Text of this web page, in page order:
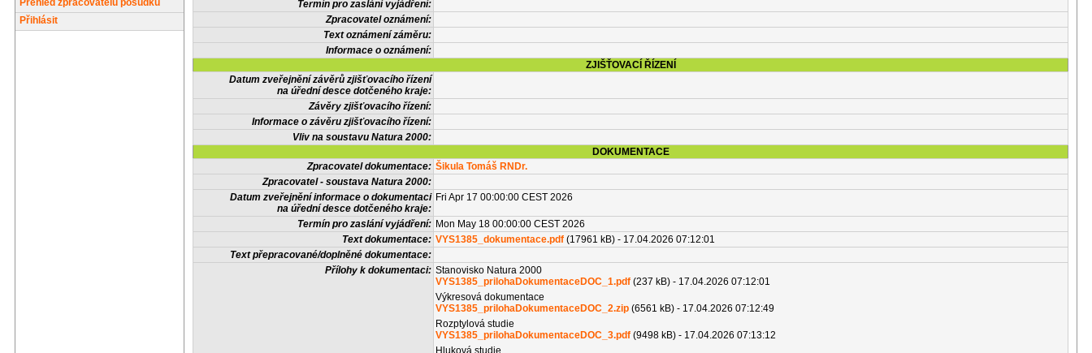
Přehled zpracovatelů posudků
Přihlásit
Termín pro zaslání vyjádření:
Zpracovatel oznámení:
Text oznámení záměru:
Informace o oznámení:
ZJIŠŤOVACÍ ŘÍZENÍ
Datum zveřejnění závěrů zjišťovacího řízení
na úřední desce dotčeného kraje:
Závěry zjišťovacího řízení:
Informace o závěru zjišťovacího řízení:
Vliv na soustavu Natura 2000:
DOKUMENTACE
Zpracovatel dokumentace: Šikula Tomáš RNDr.
Zpracovatel - soustava Natura 2000:
Datum zveřejnění informace o dokumentaci
na úřední desce dotčeného kraje:
Fri Apr 17 00:00:00 CEST 2026
Termín pro zaslání vyjádření: Mon May 18 00:00:00 CEST 2026
Text dokumentace: VYS1385_dokumentace.pdf (17961 kB) - 17.04.2026 07:12:01
Text přepracované/doplněné dokumentace:
Přílohy k dokumentaci: Stanovisko Natura 2000
VYS1385_prilohaDokumentaceDOC_1.pdf (237 kB) - 17.04.2026 07:12:01
Výkresová dokumentace
VYS1385_prilohaDokumentaceDOC_2.zip (6561 kB) - 17.04.2026 07:12:49
Rozptylová studie
VYS1385_prilohaDokumentaceDOC_3.pdf (9498 kB) - 17.04.2026 07:13:12
Hluková studie